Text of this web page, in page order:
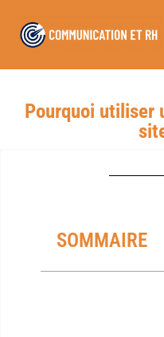
Pourquoi utiliser
SOMMAIRE